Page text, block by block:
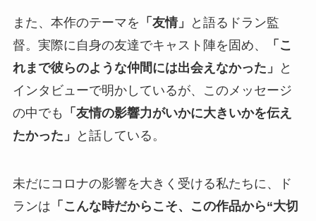
また、本作のテーマを 「友情」
と語るドラン監
督。実際に自身の友達でキャスト陣を固め、
「こ
れまで彼らのような仲間には出会えなかった」
と
インタビューで明かしているが、このメッセージ
の中でも
「友情の影響力がいかに大きいかを伝え
たかった」
と話している。
未だにコロナの影響を大きく受ける私たちに、ド
ランは 「こんな時だからこそ、この作品から“大切